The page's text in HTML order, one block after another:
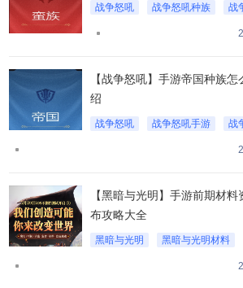
战争怒吼 战争怒吼种族 战
【战争怒吼】手游帝国种族
绍
战争怒吼 战争怒吼手游
战
【黑暗与光明】手游前期材
布攻略大全
黑暗与光明
黑暗与光明材料